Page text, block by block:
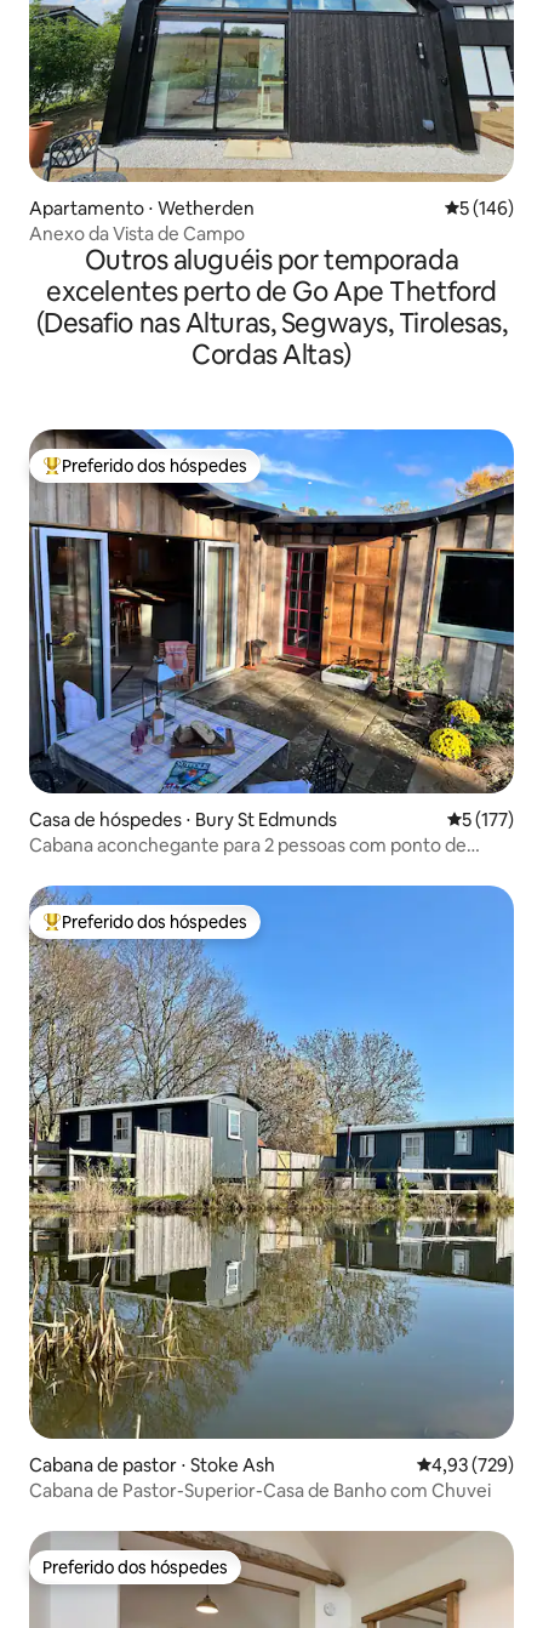
Apartamento ⋅ Wetherden 5 de uma
5 (146)
Anexo da Vista de Campo
Outros aluguéis por temporada
excelentes perto de Go Ape Thetford
(Desafio nas Alturas, Segways, Tirolesas,
Cordas Altas)
Entre os melhores preferidos dos hóspedes
Preferido dos hóspedes
Casa de hóspedes ⋅ Bury St Edmunds 5 de uma
5 (177)
Cabana aconchegante para 2 pessoas com ponto de
Entre os melhores preferidos dos hóspedes
Preferido dos hóspedes
Cabana de pastor ⋅ Stoke Ash 4,93 de uma
4,93 (729)
Cabana de Pastor-Superior-Casa de Banho com Chuvei
Preferido dos hóspedes
Preferido dos hóspedes